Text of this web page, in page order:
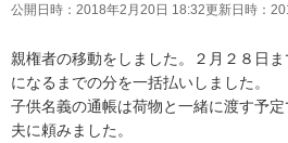
公開日時： 2018年2月20日 18:32更新日時：
親権者の移動をしました。２月２８日
になるまでの分を一括払いしました。
子供名義の通帳は荷物と一緒に渡す予
夫に頼みました。